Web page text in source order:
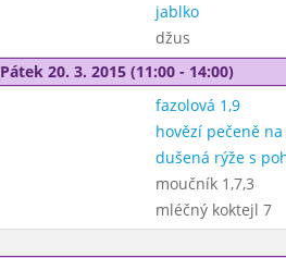
jablko
džus
Pátek 20. 3. 2015 (11:00 - 14:00)
fazolová 1,9
hovězí pečeně
dušená rýže s
moučník 1,7,3
mléčný koktejl 7